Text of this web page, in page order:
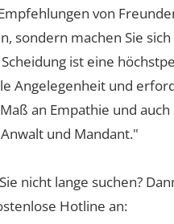
von
sondern machen Sie
Scheidung ist eine
Angelegenheit und
an Empathie und
und Mandant."
nicht lange suchen?
Hotline an: